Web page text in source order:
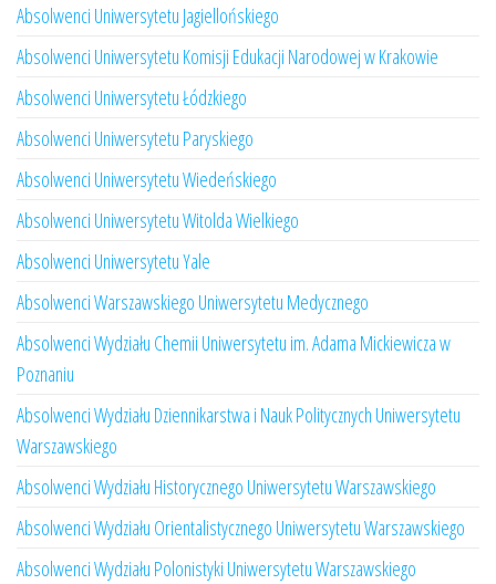
Absolwenci Uniwersytetu Jagiellońskiego
Absolwenci Uniwersytetu Komisji Edukacji Narodowej w Krakowie
Absolwenci Uniwersytetu Łódzkiego
Absolwenci Uniwersytetu Paryskiego
Absolwenci Uniwersytetu Wiedeńskiego
Absolwenci Uniwersytetu Witolda Wielkiego
Absolwenci Uniwersytetu Yale
Absolwenci Warszawskiego Uniwersytetu Medycznego
Absolwenci Wydziału Chemii Uniwersytetu im. Adama Mickiewicza w
Poznaniu
Absolwenci Wydziału Dziennikarstwa i Nauk Politycznych Uniwersytetu
Warszawskiego
Absolwenci Wydziału Historycznego Uniwersytetu Warszawskiego
Absolwenci Wydziału Orientalistycznego Uniwersytetu Warszawskiego
Absolwenci Wydziału Polonistyki Uniwersytetu Warszawskiego